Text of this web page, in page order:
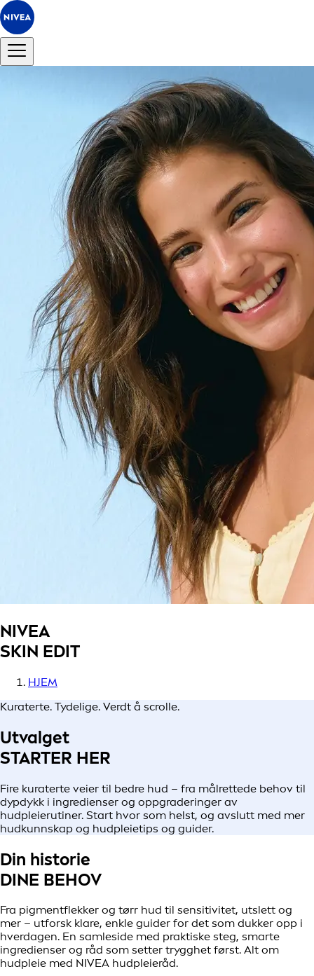
NIVEA
SKIN EDIT
HJEM
Kuraterte. Tydelige. Verdt å scrolle.
Utvalget
STARTER HER
Fire kuraterte veier til bedre hud – fra målrettede behov til
dypdykk i ingredienser og oppgraderinger av
hudpleierutiner. Start hvor som helst, og avslutt med mer
hudkunnskap og hudpleietips og guider.
Din historie
DINE BEHOV
Fra pigmentflekker og tørr hud til sensitivitet, utslett og
mer – utforsk klare, enkle guider for det som dukker opp i
hverdagen. En samleside med praktiske steg, smarte
ingredienser og råd som setter trygghet først. Alt om
hudpleie med NIVEA hudpleieråd.